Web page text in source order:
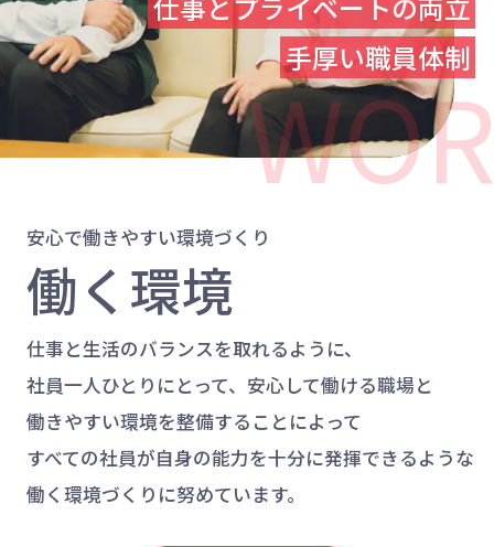
手厚い職員体制
安心で働きやすい環境づくり
働く環境
仕事と生活のバランスを取れるように、
社員一人ひとりにとって、安心して働ける職場と
働きやすい環境を整備することによって
すべての社員が自身の能力を十分に発揮できるような
働く環境づくりに努めています。